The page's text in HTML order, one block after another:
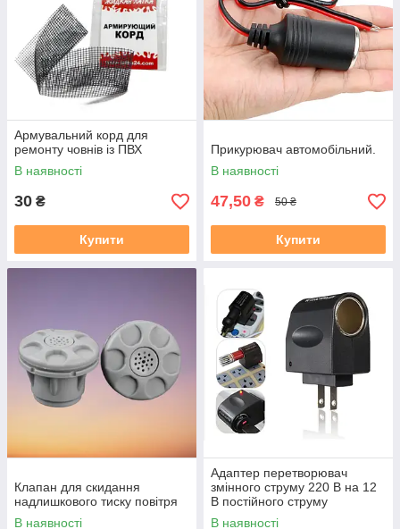
Армувальний корд для
ремонту човнів із ПВХ
В наявності
30 ₴
Купити
Прикурювач автомобільний.
В наявності
47,50 ₴ 50 ₴
Купити
Клапан для скидання
надлишкового тиску повітря
В наявності
Адаптер перетворювач
змінного струму 220 В на 12
В постійного струму
В наявності